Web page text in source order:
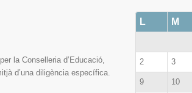
la Conselleria d’Educació,
d’una diligència específica.
L M
2 3
9 10